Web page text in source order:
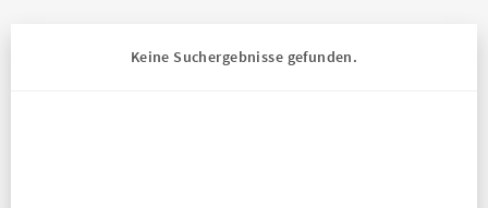
Keine Suchergebnisse gefunden.